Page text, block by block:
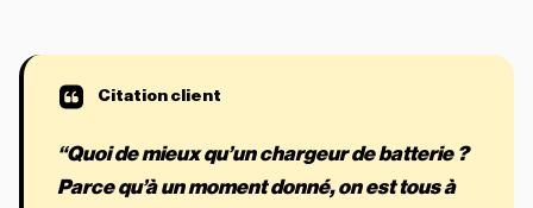
“Quoi de mieux qu’un chargeur de batterie ?
Parce qu’à un moment donné, on est tous à